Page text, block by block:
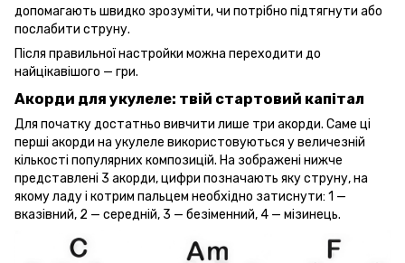
допомагають швидко зрозуміти, чи потрібно підтягнути або
послабити струну.
Після правильної настройки можна переходити до
найцікавішого — гри.
Акорди для укулеле: твій стартовий капітал
Для початку достатньо вивчити лише три акорди. Саме ці
перші акорди на укулеле використовуються у величезній
кількості популярних композицій. На зображені нижче
представлені 3 акорди, цифри позначають яку струну, на
якому ладу і котрим пальцем необхідно затиснути: 1 —
вказівний, 2 — середній, 3 — безіменний, 4 — мізинець.